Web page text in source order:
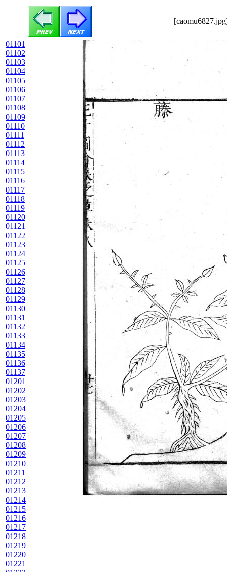
01101
01102
01103
01104
01105
01106
01107
01108
01109
01110
01111
01112
01113
01114
01115
01116
01117
01118
01119
01120
01121
01122
01123
01124
01125
01126
01127
01128
01129
01130
01131
01132
01133
01134
01135
01136
01137
01201
01202
01203
01204
01205
01206
01207
01208
01209
01210
01211
01212
01213
01214
01215
01216
01217
01218
01219
01220
01221